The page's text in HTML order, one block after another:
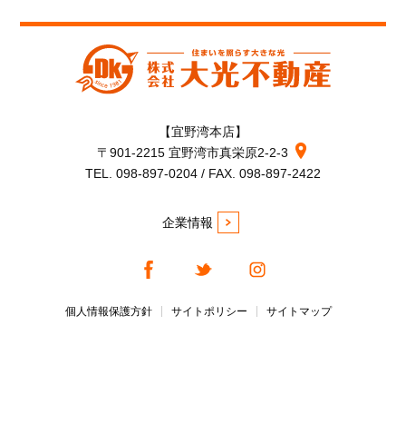
【宜野湾本店】
〒901-2215 宜野湾市真栄原2-2-3
TEL. 098-897-0204 / FAX. 098-897-2422
企業情報
個人情報保護方針 サイトポリシー サイトマップ